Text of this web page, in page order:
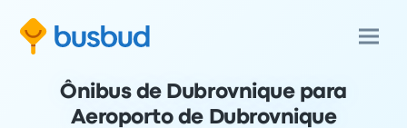
Ônibus de Dubrovnique para
Aeroporto de Dubrovnique